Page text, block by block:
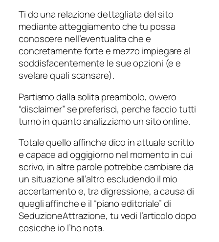
Ti do una relazione dettagliata del sito
mediante atteggiamento che tu possa
conoscere nell’eventualita che e
concretamente forte e mezzo impiegare al
soddisfacentemente le sue opzioni (e e
svelare quali scansare).
Partiamo dalla solita preambolo, ovvero
“disclaimer” se preferisci, perche faccio tutti
turno in quanto analizziamo un sito online.
Totale quello affinche dico in attuale scritto
e capace ad oggigiorno nel momento in cui
scrivo, in altre parole potrebbe cambiare da
un situazione all’altro escludendo il mio
accertamento e, tra digressione, a causa di
quegli affinche e il “piano editoriale” di
SeduzioneAttrazione, tu vedi l’articolo dopo
cosicche io l’ho nota.